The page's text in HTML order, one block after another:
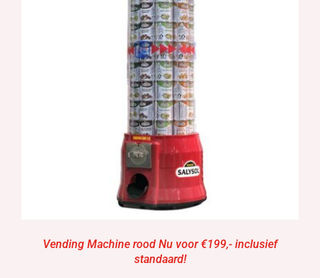
Vending Machine rood Nu voor €199,- inclusief
standaard!